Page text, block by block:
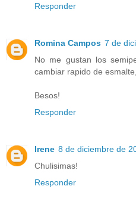
Responder
Romina Campos 7 de
No me gustan los
cambiar rapido de
Besos!
Responder
Irene 8 de diciembre de
Chulisimas!
Responder